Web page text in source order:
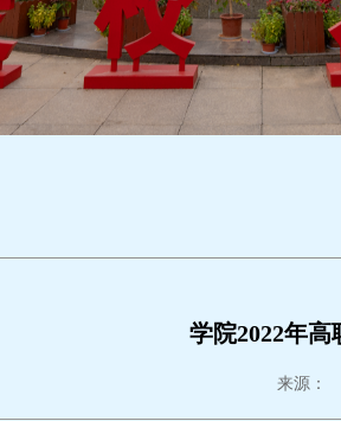
学院2022年
来源：